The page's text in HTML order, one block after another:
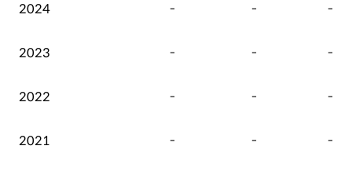
2024 - - -
2023 - - -
2022 - - -
2021 - - -